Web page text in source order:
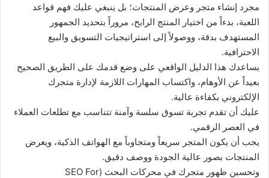
مجرد إنشاء متجر وعرض المنتجات؛ بل ينبغي عليك فهم قواعد
اللعبة، بدءاً من اختيار المنتج الرابح، مروراً بتحديد الجمهور
المستهدف بدقة، ووصولاً إلى استراتيجيات التسويق والبيع
الاحترافية.
يساعدك هذا الدليل الواقعي على وضع قدمك على الطريق الصحيح
بعيداً عن الأوهام، واكتساب المهارات اللازمة لإدارة متجرك
الإلكتروني بكفاءة عالية.
عليك أن تقدم تجربة تسوق سلسة وآمنة تتناسب مع تطلعات العملاء
في العصر الرقمي.
يجب أن يكون المتجر سريعاً ومتجاوباً مع الهواتف الذكية، ويعرض
المنتجات بصور عالية الجودة ووصف دقيق.
وتحسين ظهور متجرك في محركات البحث (SEO For